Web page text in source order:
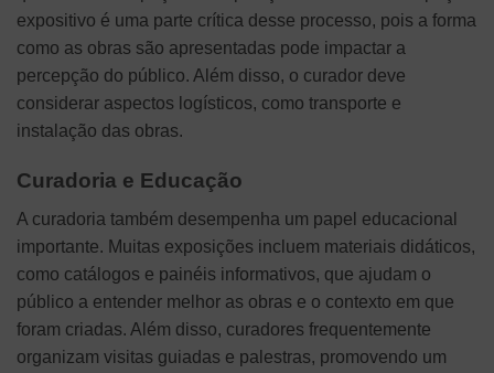
expositivo é uma parte crítica desse processo, pois a forma
como as obras são apresentadas pode impactar a
percepção do público. Além disso, o curador deve
considerar aspectos logísticos, como transporte e
instalação das obras.
Curadoria e Educação
A curadoria também desempenha um papel educacional
importante. Muitas exposições incluem materiais didáticos,
como catálogos e painéis informativos, que ajudam o
público a entender melhor as obras e o contexto em que
foram criadas. Além disso, curadores frequentemente
organizam visitas guiadas e palestras, promovendo um